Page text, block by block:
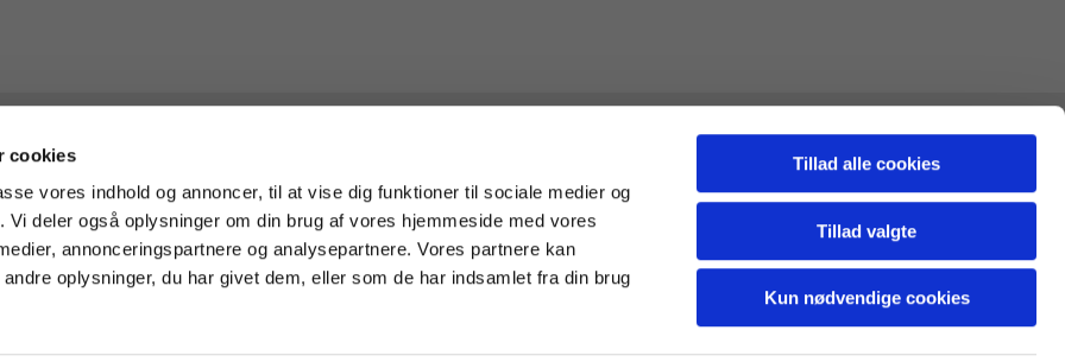
cookies
vores indhold og annoncer, til at vise dig funktioner til sociale medier og
deler også oplysninger om din brug af vores hjemmeside med vores
annonceringspartnere og analysepartnere. Vores partnere kan
oplysninger, du har givet dem, eller som de har indsamlet fra din brug
Tillad alle cookies
Tillad valgte
Kun nødvendige cookies
38285446
husum.sogn@km.dk